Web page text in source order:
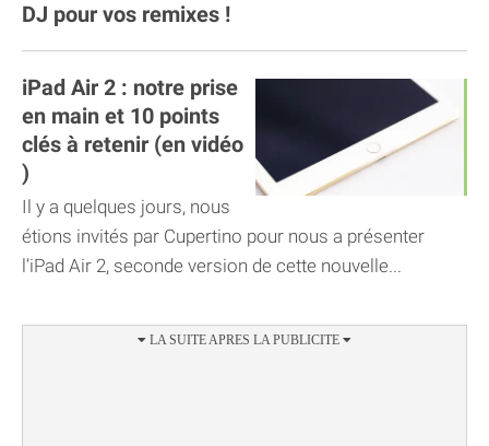
DJ pour vos remixes !
iPad Air 2 : notre prise
en main et 10 points
clés à retenir (en vidéo
)
Il y a quelques jours, nous
étions invités par Cupertino pour nous a présenter
l’iPad Air 2, seconde version de cette nouvelle...